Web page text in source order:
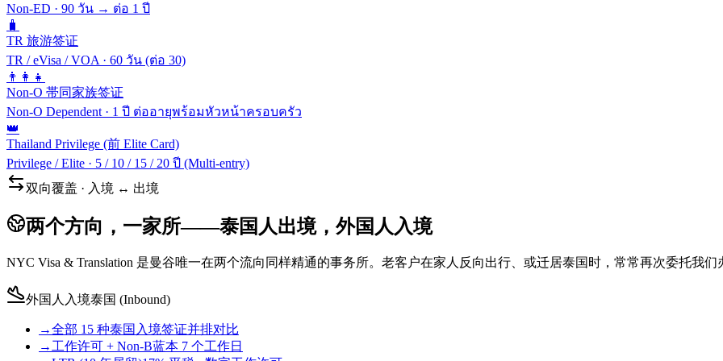
Non-ED · 90 วัน → ต่อ 1 ปี
🧳
TR 旅游签证
TR / eVisa / VOA · 60 วัน (ต่อ 30)
👨‍👩‍👧
Non-O 帯同家族签证
Non-O Dependent · 1 ปี ต่ออายุพร้อมหัวหน้าครอบครัว
👑
Thailand Privilege (前 Elite Card)
Privilege / Elite · 5 / 10 / 15 / 20 ปี (Multi-entry)
双向覆盖 · 入境 ↔ 出境
两个方向，一家所——泰国人出境，外国人入境
NYC Visa & Translation 是曼谷唯一在两个流向同样精通的事务所。老客户在家人反向出行、或迁居泰国时，常常再次委托我们
外国人入境泰国 (Inbound)
→全部 15 种泰国入境签证并排对比
→工作许可 + Non-B蓝本 7 个工作日